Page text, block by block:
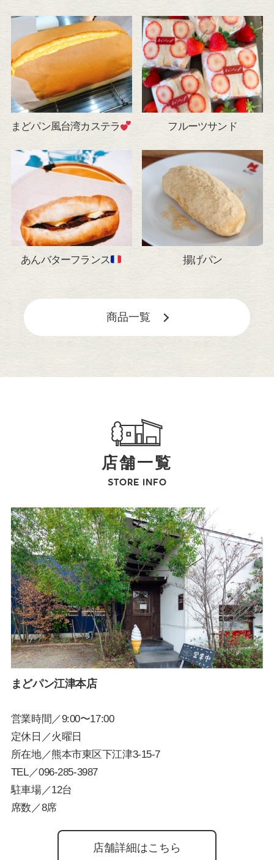
まどパン風台湾カステラ フルーツサンド
あんバターフランス 揚げパン
商品一覧
店舗一覧
STORE INFO
まどパン江津本店
営業時間／9:00〜17:00
定休日／火曜日
所在地／熊本市東区下江津3-15-7
TEL／096-285-3987
駐車場／12台
席数／8席
店舗詳細はこちら